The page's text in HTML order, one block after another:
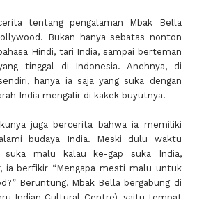
tentang pengalaman Mbak Bella
Bukan hanya sebatas nonton
Hindi, tari India, sampai berteman
tinggal di Indonesia. Anehnya, di
hanya ia saja yang suka dengan
India mengalir di kakek buyutnya.
juga bercerita bahwa ia memiliki
budaya India. Meski dulu waktu
suka malu kalau ke-gap suka India,
ia berfikir “Mengapa mesti malu untuk
Beruntung, Mbak Bella bergabung di
Indian Cultural Centre), yaitu tempat